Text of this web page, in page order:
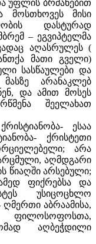
უფლის ბრძანებით
მოსთხოვეს მისი
დასტურად
– ეგვიპტელმა
აღასრულეს (
მათი გველი)
სასწაულები და
არანაკლებ
და ამით მოსეს
შეელახათ
ესაა
ქრისტეთი
არა
აღმდგარი
წიაღში არსებული;
ფიქრებსა და
უსიცოცხლო
აბრაამისა,
ფილოსოფოსთა,
აღბეჭდილი